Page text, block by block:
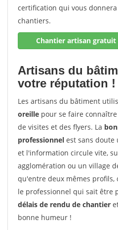
certification qui vous
chantiers.
Chantier artisan gratuit
Artisans du
votre réputation !
Les artisans du bâtiment
oreille pour se faire
de visites et des flyers. La
professionnel est sans doute
et l'information circule vite,
agglomération ou un village
qu'entre deux mêmes profils,
le professionnel qui sait être
délais de rendu de chantier
bonne humeur !